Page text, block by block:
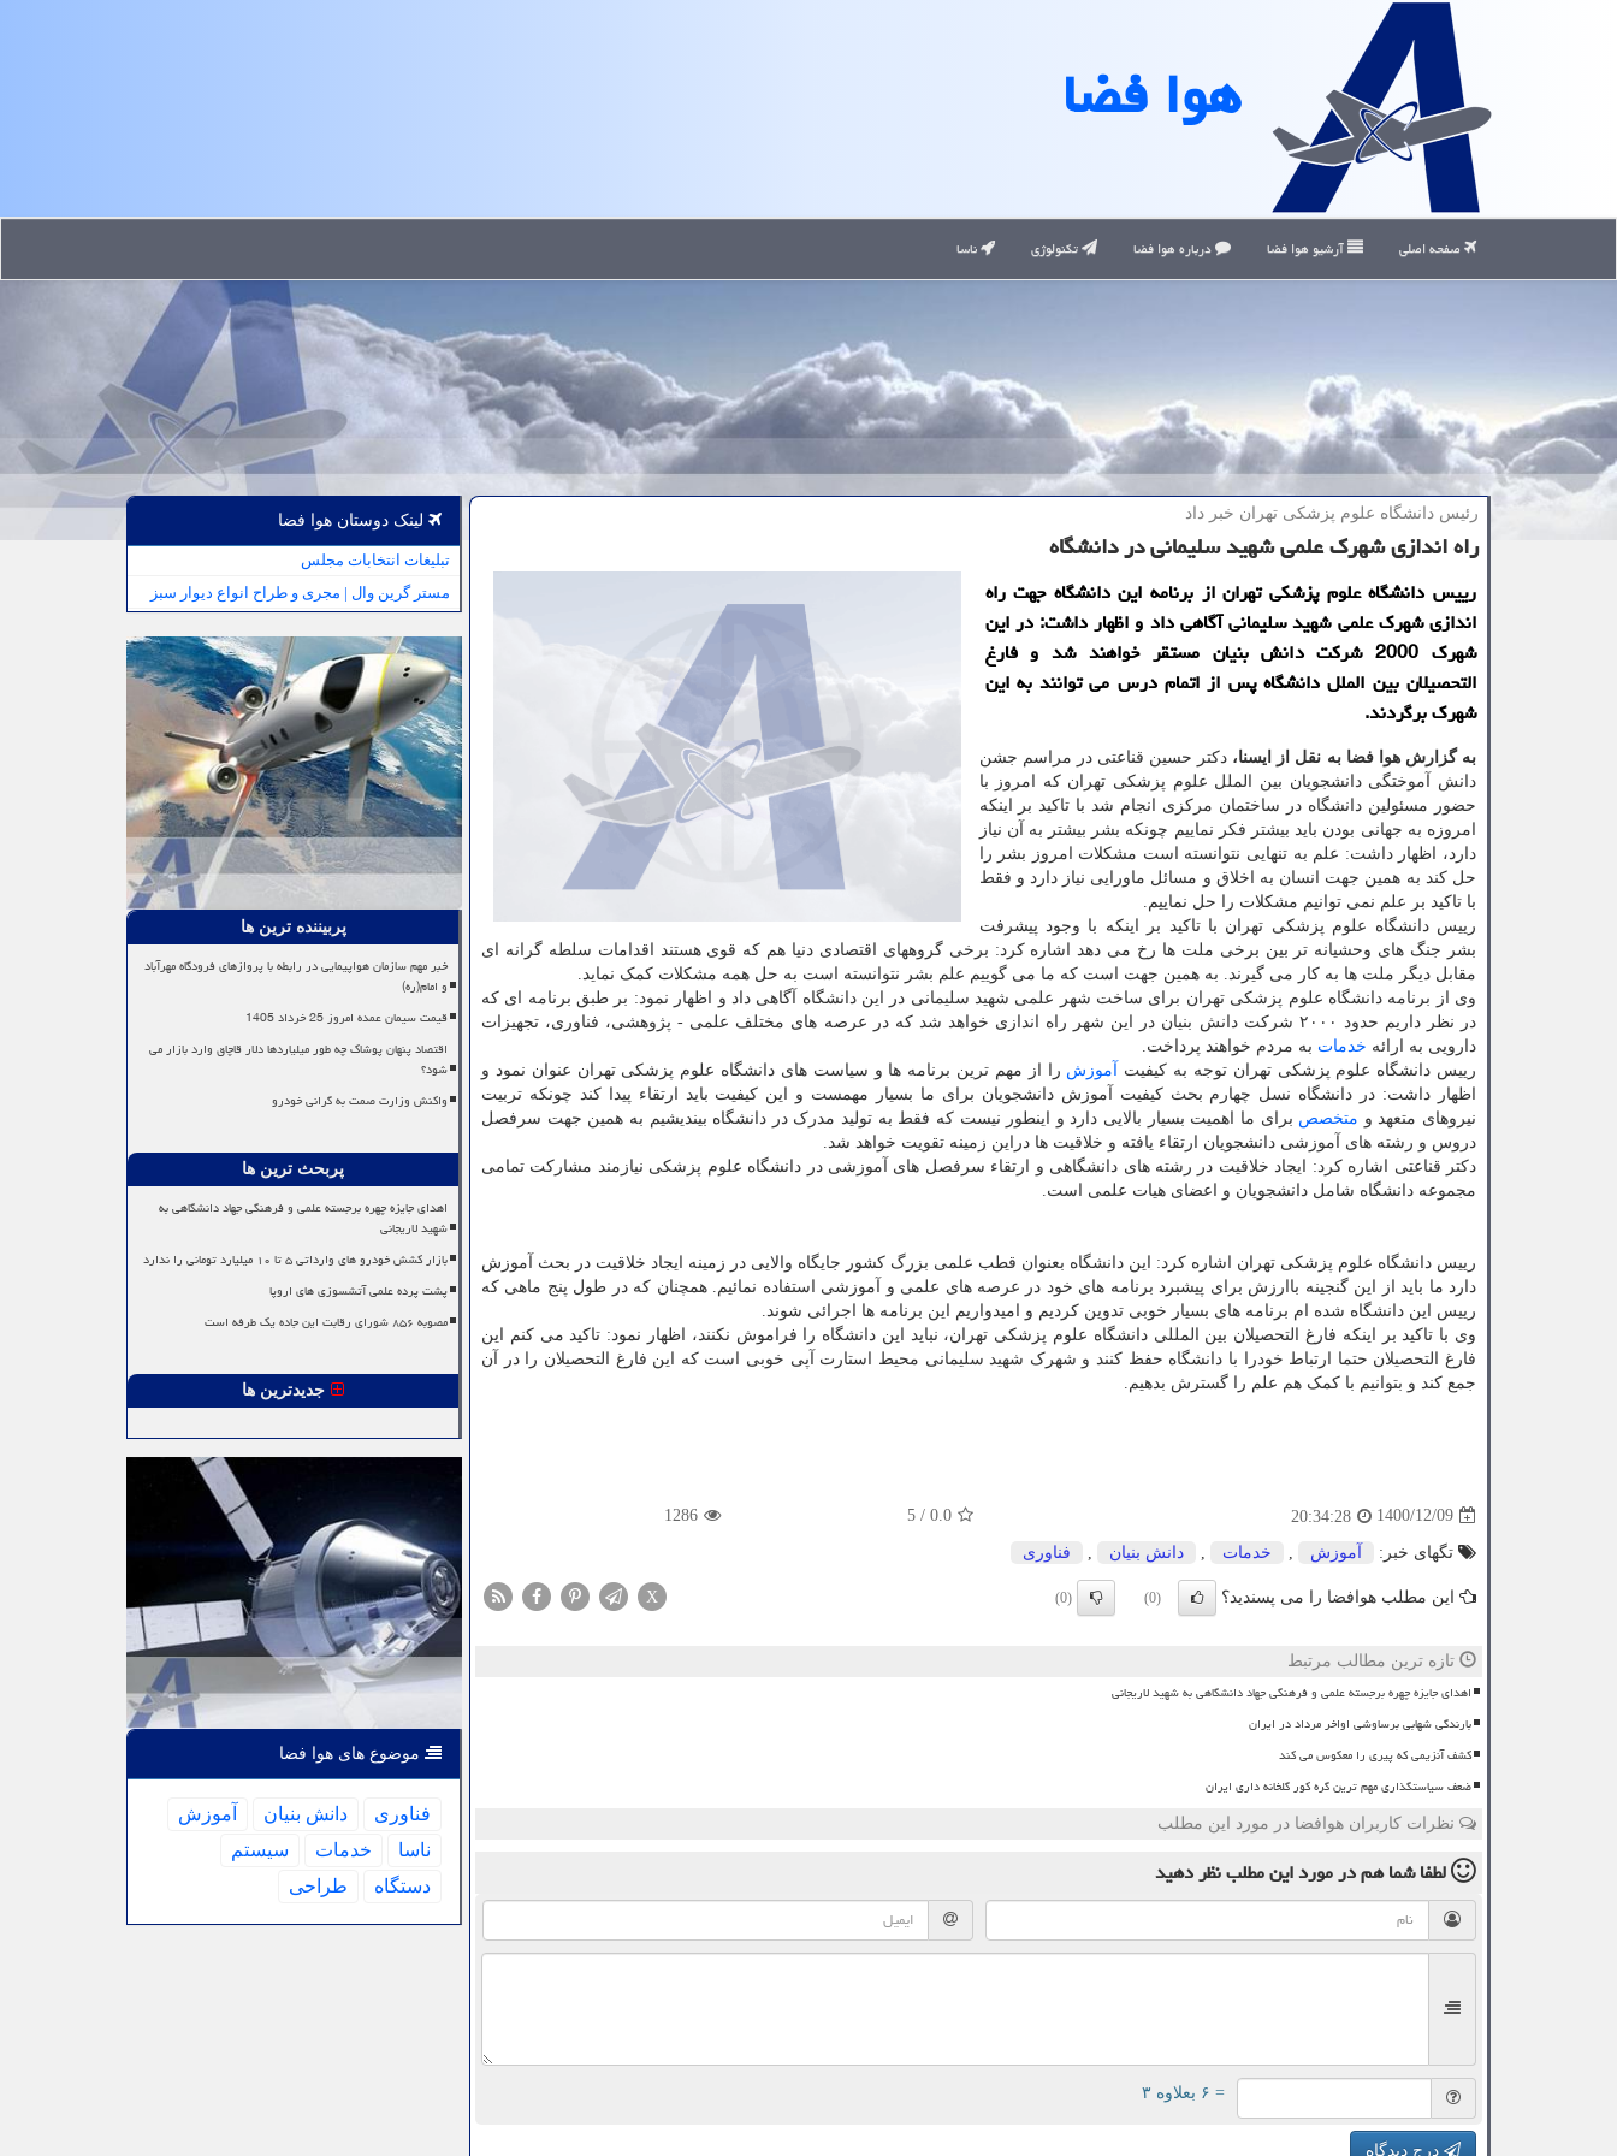
هوا فضا
صفحه اصلی آرشیو هوا فضا درباره هوا فضا تکنولوژی ناسا
رئیس دانشگاه علوم پزشكی تهران خبر داد
راه اندازی شهرک علمی شهید سلیمانی در دانشگاه
رییس دانشگاه علوم پزشکی تهران از برنامه این دانشگاه جهت راه
اندازی شهرک علمی شهید سلیمانی آگاهی داد و اظهار داشت: در این
شهرک 2000 شرکت دانش بنیان مستقر خواهند شد و فارغ
التحصیلان بین الملل دانشگاه پس از اتمام درس می توانند به این
شهرک برگردند.
به گزارش هوا فضا به نقل از ایسنا، دکتر حسین قناعتی در مراسم جشن
دانش آموختگی دانشجویان بین الملل علوم پزشکی تهران که امروز با
حضور مسئولین دانشگاه در ساختمان مرکزی انجام شد با تاکید بر اینکه
امروزه به جهانی بودن باید بیشتر فکر نماییم چونکه بشر بیشتر به آن نیاز
دارد، اظهار داشت: علم به تنهایی نتوانسته است مشکلات امروز بشر را
حل کند به همین جهت انسان به اخلاق و مسائل ماورایی نیاز دارد و فقط
با تاکید بر علم نمی توانیم مشکلات را حل نماییم.
رییس دانشگاه علوم پزشکی تهران با تاکید بر اینکه با وجود پیشرفت
بشر جنگ های وحشیانه تر بین برخی ملت ها رخ می دهد اشاره کرد: برخی گروههای اقتصادی دنیا هم که قوی هستند اقدامات سلطه گرانه ای
مقابل دیگر ملت ها به کار می گیرند. به همین جهت است که ما می گوییم علم بشر نتوانسته است به حل همه مشکلات کمک نماید.
وی از برنامه دانشگاه علوم پزشکی تهران برای ساخت شهر علمی شهید سلیمانی در این دانشگاه آگاهی داد و اظهار نمود: بر طبق برنامه ای که
در نظر داریم حدود ۲۰۰۰ شرکت دانش بنیان در این شهر راه اندازی خواهد شد که در عرصه های مختلف علمی - پژوهشی، فناوری، تجهیزات
دارویی به ارائه خدمات به مردم خواهند پرداخت.
رییس دانشگاه علوم پزشکی تهران توجه به کیفیت
آموزش را از مهم ترین برنامه ها و سیاست های دانشگاه علوم پزشکی تهران عنوان نمود و
اظهار داشت: در دانشگاه نسل چهارم بحث کیفیت آموزش دانشجویان برای ما بسیار مهمست و این کیفیت باید ارتقاء پیدا کند چونکه تربیت
نیروهای متعهد و متخصص برای ما اهمیت بسیار بالایی دارد و اینطور نیست که فقط به تولید مدرک در دانشگاه بیندیشیم به همین جهت سرفصل
دروس و رشته های آموزشی دانشجویان ارتقاء یافته و خلاقیت ها دراین زمینه تقویت خواهد شد.
دکتر قناعتی اشاره کرد: ایجاد خلاقیت در رشته های دانشگاهی و ارتقاء سرفصل های آموزشی در دانشگاه علوم پزشکی نیازمند مشارکت تمامی
مجموعه دانشگاه شامل دانشجویان و اعضای هیات علمی است.
رییس دانشگاه علوم پزشکی تهران اشاره کرد: این دانشگاه بعنوان قطب علمی بزرگ کشور جایگاه والایی در زمینه ایجاد خلاقیت در بحث آموزش
دارد ما باید از این گنجینه باارزش برای پیشبرد برنامه های خود در عرصه های علمی و آموزشی استفاده نمائیم. همچنان که در طول پنج ماهی که
رییس این دانشگاه شده ام برنامه های بسیار خوبی تدوین کردیم و امیدواریم این برنامه ها اجرائی شوند.
وی با تاکید بر اینکه فارغ التحصیلان بین المللی دانشگاه علوم پزشکی تهران، نباید این دانشگاه را فراموش نکنند، اظهار نمود: تاکید می کنم این
فارغ التحصیلان حتما ارتباط خودرا با دانشگاه حفظ کنند و شهرک شهید سلیمانی محیط استارت آپی خوبی است که این فارغ التحصیلان را در آن
جمع کند و بتوانیم با کمک هم علم را گسترش بدهیم.
1400/12/09
20:34:28
0.0
/
5
1286
تگهای خبر: آموزش خدمات دانش بنیان فناوری
این مطلب هوافضا را می پسندید؟ (0)
(0)
X
تازه ترین مطالب مرتبط
اهدای جایزه چهره برجسته علمی و فرهنگی جهاد دانشگاهی به شهید لاریجانی
بارندگی شهابی برساوشی اواخر مرداد در ایران
کشف آنزیمی که پیری را معکوس می کند
ضعف سیاستگذاری مهم ترین گره کور گلخانه داری ایران
نظرات کاربران هوافضا در مورد این مطلب
لطفا شما همدر مورد این مطلبنظر دهید
= ۶ بعلاوه ۳
درج دیدگاه
لینک دوستان هوا فضا
تبلیغات انتخابات مجلس
مستر گرین وال | مجری و طراح انواع دیوار سبز
پربیننده ترین ها
خبر مهم سازمان هواپیمایی در رابطه با پروازهای فرودگاه مهرآباد
و امام(ره)
قیمت سیمان عمده امروز 25 خرداد 1405
اقتصاد پنهان پوشاک چه طور میلیاردها دلار قاچاق وارد بازار می
شود؟
واکنش وزارت صمت به گرانی خودرو
پربحث ترین ها
اهدای جایزه چهره برجسته علمی و فرهنگی جهاد دانشگاهی به
شهید لاریجانی
بازار کشش خودرو های وارداتی ۵ تا ۱۰ میلیارد تومانی را ندارد
پشت پرده علمی آتشسوزی های اروپا
مصوبه ۸۵۶ شورای رقابت این جاده یک طرفه است
جدیدترین ها
موضوع های هوا فضا
فناوری دانش بنیان
آموزش
ناسا
خدمات
سیستم
دستگاه
طراحی